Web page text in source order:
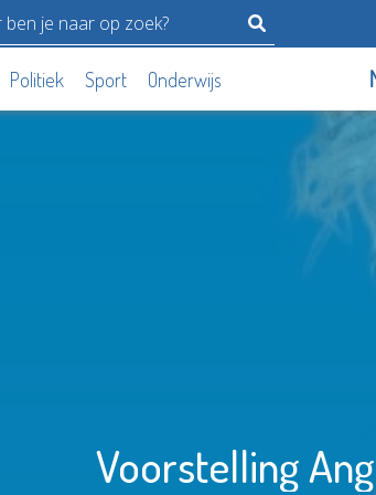
Politiek Sport Onderwijs
Voorstelling